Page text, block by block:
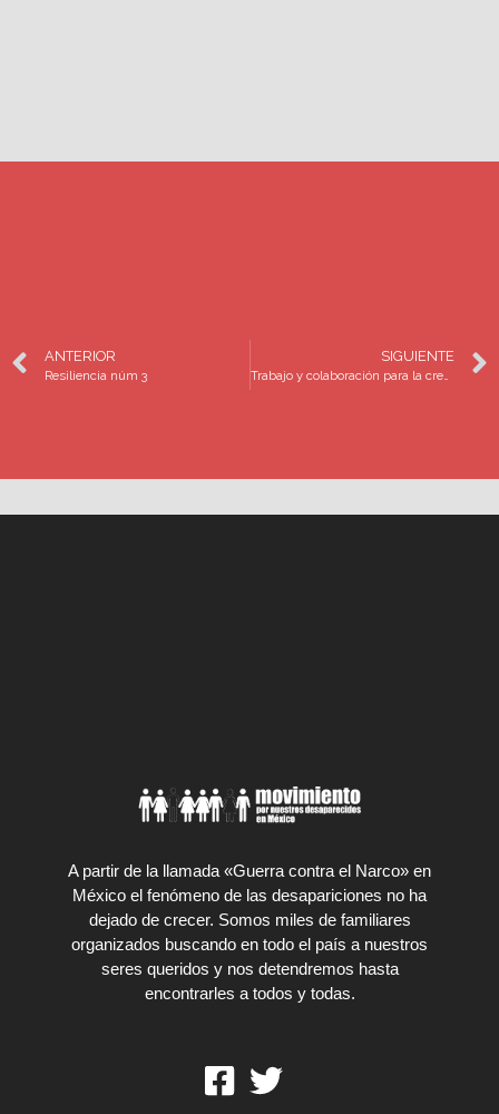
ANTERIOR
Resiliencia núm 3
SIGUIENTE
Trabajo y colaboración para la creación de la Ley contra la Desaparición en México que incluya a las familias
A partir de la llamada «Guerra contra el Narco» en
México el fenómeno de las desapariciones no ha
dejado de crecer. Somos miles de familiares
organizados buscando en todo el país a nuestros
seres queridos y nos detendremos hasta
encontrarles a todos y todas.